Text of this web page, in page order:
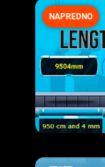
NAPREDNO